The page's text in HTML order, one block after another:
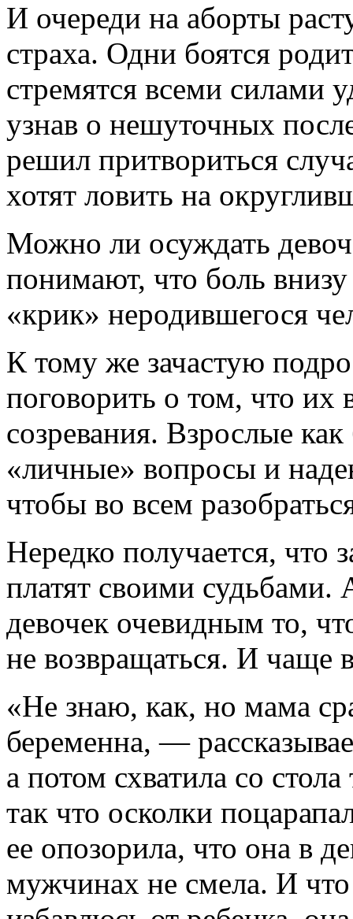
И очереди на аборты
страха. Одни боятся
стремятся всеми силами
узнав о нешуточных
решил притвориться
хотят ловить на
Можно ли осуждать
понимают, что боль
«крик» неродившегося
К тому же зачастую
поговорить о том, что их
созревания. Взрослые
«личные» вопросы и
чтобы во всем
Нередко получается, что
платят своими судьбами.
девочек очевидным то,
не возвращаться. И чаще
«Не знаю, как, но мама
беременна, —
а потом схватила со
так что осколки
ее опозорила, что она в
мужчинах не смела. И